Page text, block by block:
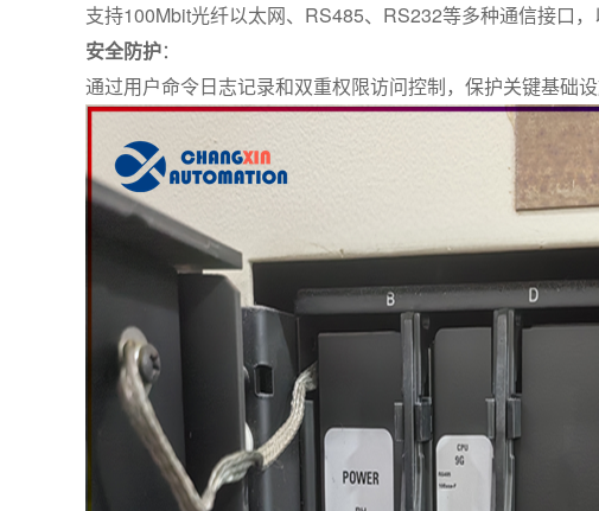
支持100Mbit光纤以太网、RS485、RS232等多种通信接口
安全防护：
通过用户命令日志记录和双重权限访问控制，保护关键基础设